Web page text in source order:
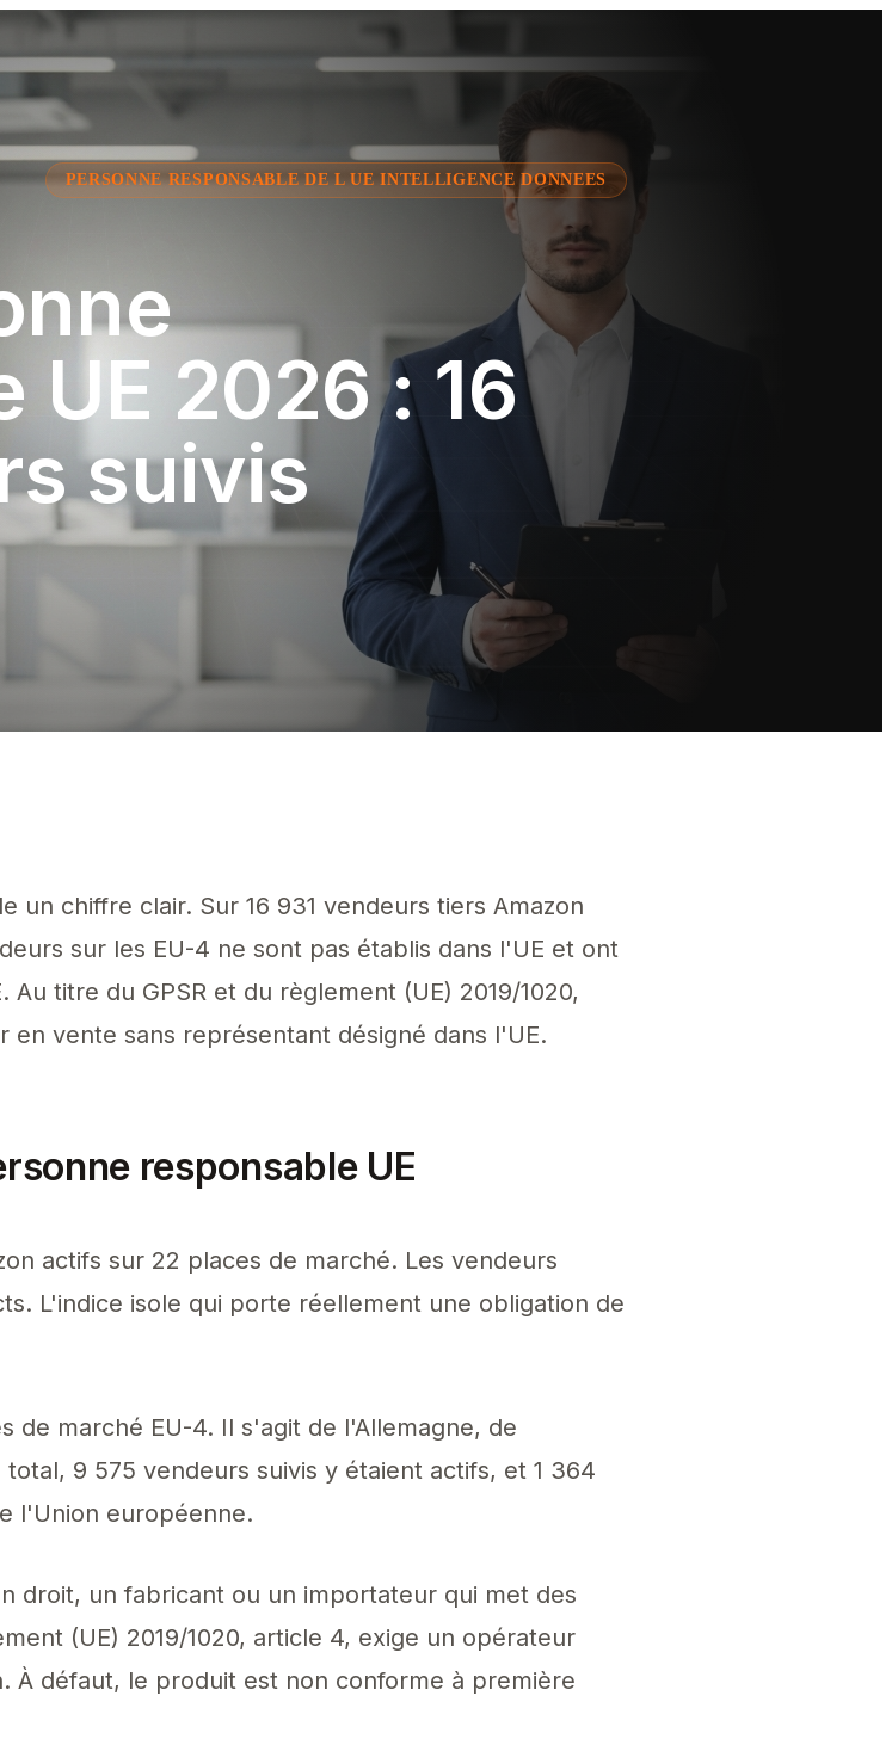
PERSONNE RESPONSABLE DE L UE INTELLIGENCE DONNEES
UE 2026 : 16
suivis
22 places de marché, 1 364 (14,2 %) des vendeurs sur les EU-4 ne sont pas établis dans l'UE et ont légalement
un chiffre clair. Sur 16 931 vendeurs tiers Amazon
sur les EU-4 ne sont pas établis dans l'UE et ont
titre du GPSR et du règlement (UE) 2019/1020,
vente sans représentant désigné dans l'UE.
responsable UE
actifs sur 22 places de marché. Les vendeurs
L'indice isole qui porte réellement une obligation de
de marché EU-4. Il s'agit de l'Allemagne, de
9 575 vendeurs suivis y étaient actifs, et 1 364
l'Union européenne.
droit, un fabricant ou un importateur qui met des
(UE) 2019/1020, article 4, exige un opérateur
À défaut, le produit est non conforme à première